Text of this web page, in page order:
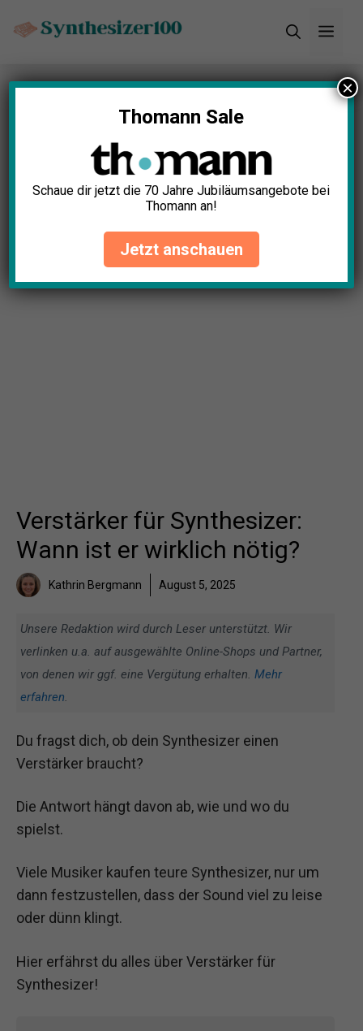
Inhalt
Startseite»Blog»Verstärker für Synthesizer:
Wann ist er wirklich nötig?
Verstärker für Synthesizer:
Wann ist er wirklich nötig?
Kathrin Bergmann August 5, 2025
Unsere Redaktion wird durch Leser unterstützt. Wir
verlinken u.a. auf ausgewählte Online-Shops und Partner,
von denen wir ggf. eine Vergütung erhalten. Mehr
erfahren.
Du fragst dich, ob dein Synthesizer einen
Verstärker braucht?
Die Antwort hängt davon ab, wie und wo du
spielst.
Viele Musiker kaufen teure Synthesizer, nur um
dann festzustellen, dass der Sound viel zu leise
oder dünn klingt.
Hier erfährst du alles über Verstärker für
Synthesizer!
Thomann Sale
Schaue dir jetzt die 70 Jahre Jubiläumsangebote bei
Thomann an!
Jetzt anschauen
×